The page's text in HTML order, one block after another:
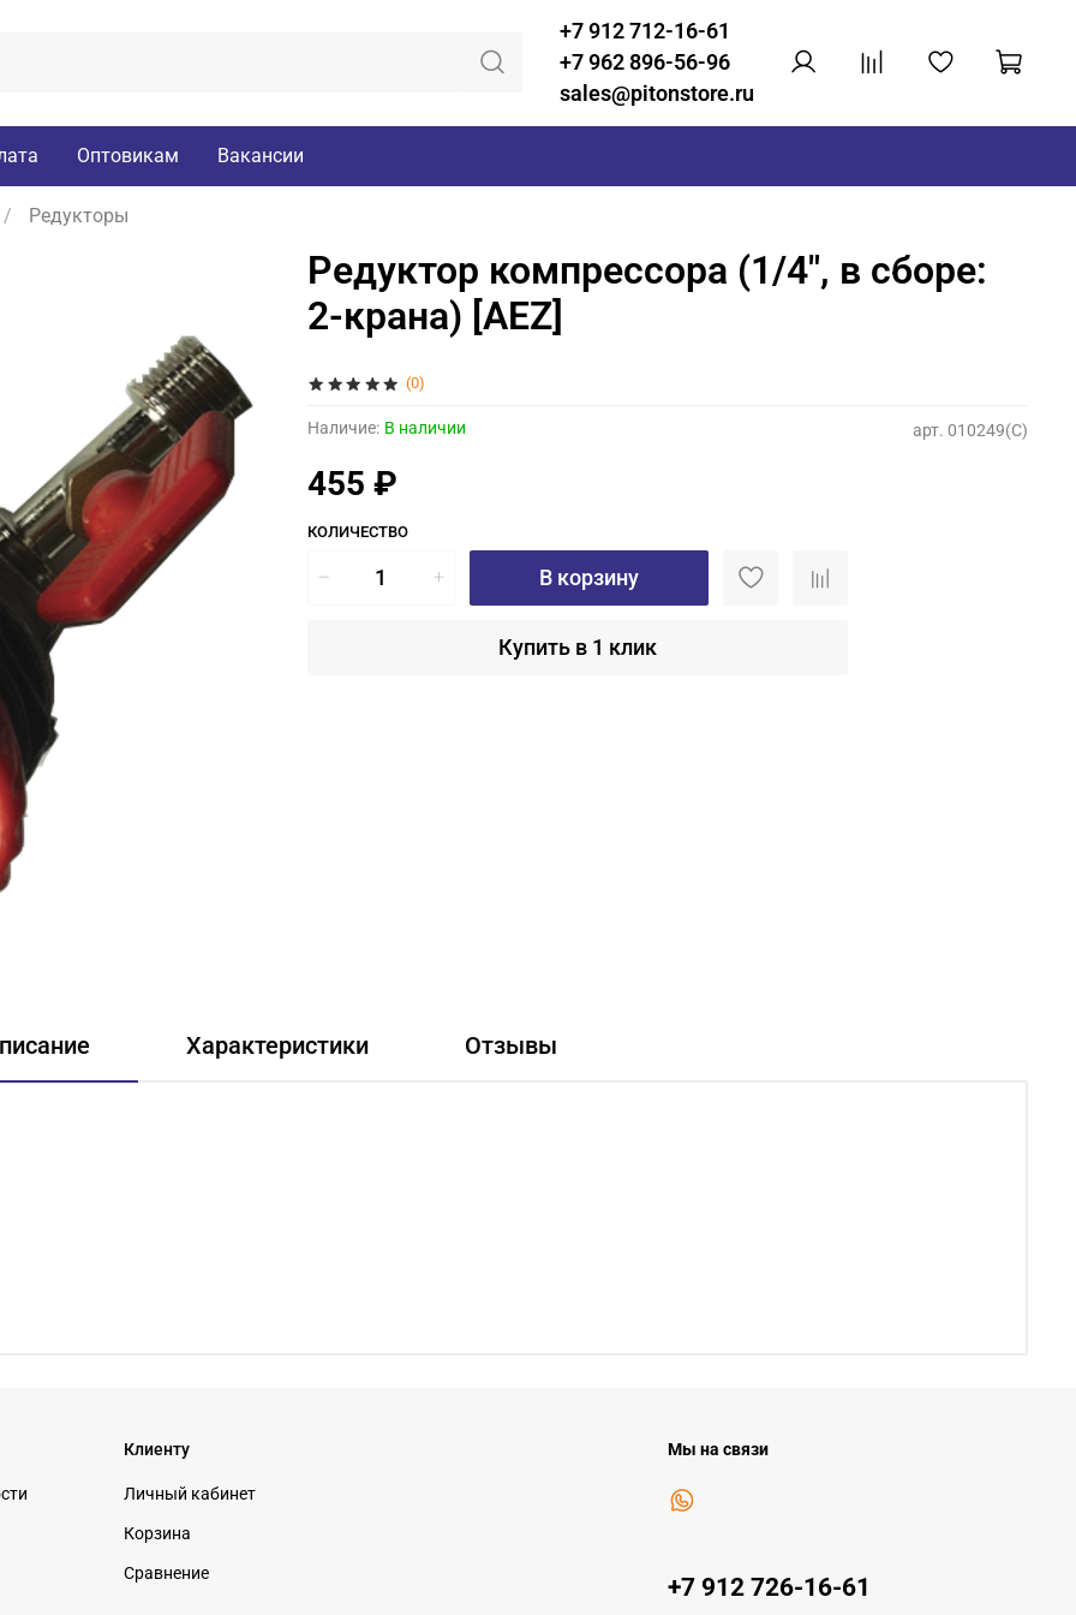
+7 912 712-16-61
+7 962 896-56-96
sales@pitonstore.ru
Оптовикам Вакансии
Редукторы
(0)
арт. 010249(C)
Наличие: В наличии
Редуктор компрессора (1/4", в сборе:
2-крана) [AEZ]
455 ₽
КОЛИЧЕСТВО
В корзину
Купить в 1 клик
Характеристики Отзывы
Клиенту
Личный кабинет
Корзина
Сравнение
Мы на связи
+7 912 726-16-61